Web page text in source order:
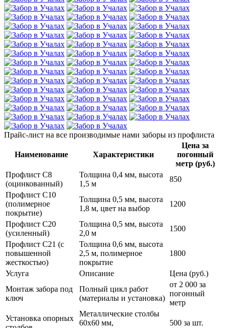
Прайс-лист на все производимые нами заборы из профлиста
Наименование Характеристики
Цена за
погонный
метр (руб.)
Профлист С8
(оцинкованный)
Толщина 0,4 мм, высота
1,5 м
850
Профлист С10
(полимерное
покрытие)
Толщина 0,5 мм, высота
1,8 м, цвет на выбор
1200
Профлист С20
(усиленный)
Толщина 0,5 мм, высота
2,0 м
1500
Профлист С21 (с
повышенной
жесткостью)
Толщина 0,6 мм, высота
2,5 м, полимерное
покрытие
1800
Услуга Описание
Цена (руб.)
Монтаж забора под
ключ
Полный цикл работ
(материалы и установка)
от 2 000 за
погонный
метр
Установка опорных
Металлические столбы
60х60 мм,
500 за шт.